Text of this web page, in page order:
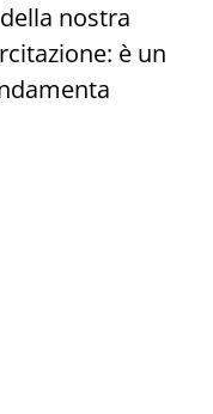
nostra
è un